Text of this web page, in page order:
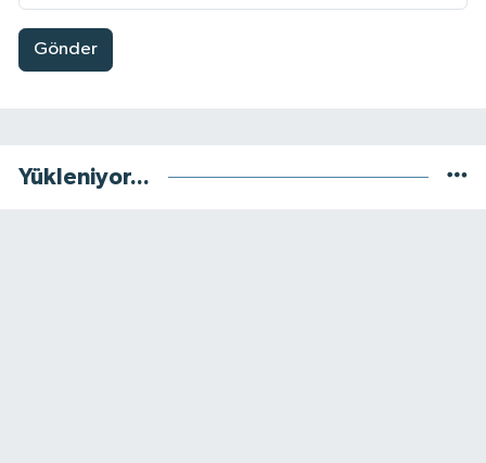
Gönder
Yükleniyor...